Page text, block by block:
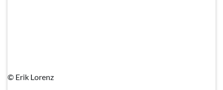
© Erik Lorenz